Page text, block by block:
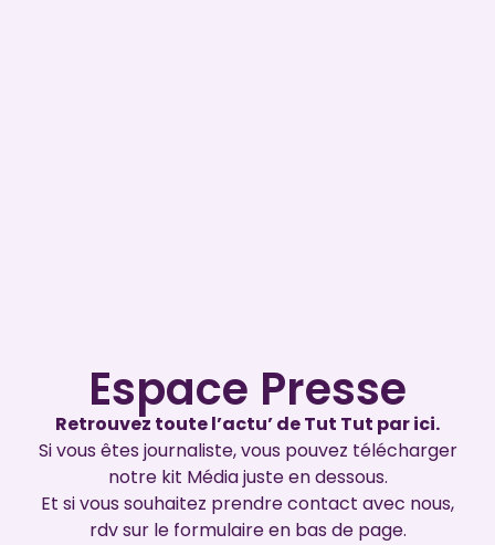
Espace Presse
Retrouvez toute l’actu’ de Tut Tut par ici.
Si vous êtes journaliste, vous pouvez télécharger
notre kit Média juste en dessous.
Et si vous souhaitez prendre contact avec nous,
rdv sur le formulaire en bas de page.